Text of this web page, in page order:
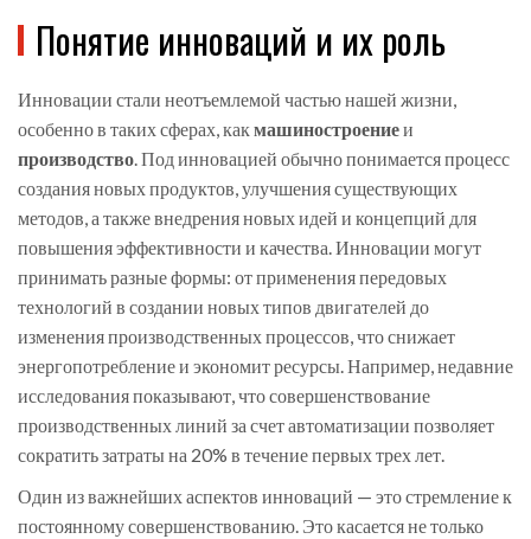
Понятие инноваций и их роль
Инновации стали неотъемлемой частью нашей жизни,
особенно в таких сферах, какмашиностроениеи
производство. Под инновацией обычно понимается процесс
создания новых продуктов, улучшения существующих
методов, а также внедрения новых идей и концепций для
повышения эффективности и качества. Инновации могут
принимать разные формы: от применения передовых
технологий в создании новых типов двигателей до
изменения производственных процессов, что снижает
энергопотребление и экономит ресурсы. Например, недавние
исследования показывают, что совершенствование
производственных линий за счет автоматизации позволяет
сократить затраты на 20% в течение первых трех лет.
Один из важнейших аспектов инноваций — это стремление к
постоянному совершенствованию. Это касается не только